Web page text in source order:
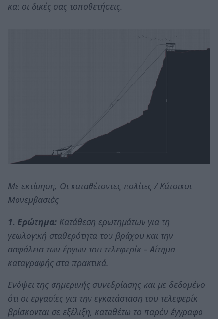
και οι δικές σας τοποθετήσεις.
Με εκτίμηση, Οι καταθέτοντες πολίτες / Κάτοικοι
Μονεμβασιάς
1. Ερώτημα: Κατάθεση ερωτημάτων για τη
γεωλογική σταθερότητα του βράχου και την
ασφάλεια των έργων του τελεφερίκ – Αίτημα
καταγραφής στα πρακτικά.
Ενόψει της σημερινής συνεδρίασης και με δεδομένο
ότι οι εργασίες για την εγκατάσταση του τελεφερίκ
βρίσκονται σε εξέλιξη, καταθέτω το παρόν έγγραφο